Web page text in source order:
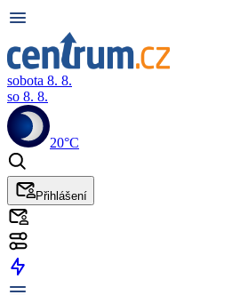
sobota 8. 8.
so 8. 8.
20°C
Přihlášení